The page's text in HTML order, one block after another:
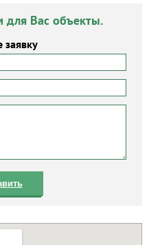
для Вас объекты.
заявку